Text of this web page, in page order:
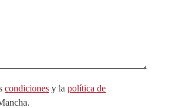
condiciones y la política de